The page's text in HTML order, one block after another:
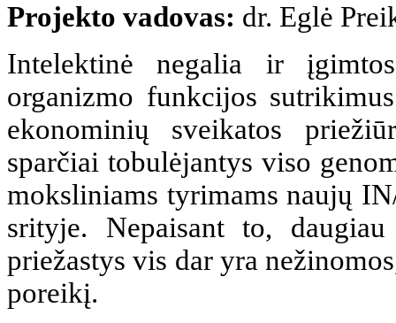
Projekto vadovas: dr. Eglė
Intelektinė negalia ir
organizmo funkcijos
ekonominių sveikatos
sparčiai tobulėjantys viso
moksliniams tyrimams naujų
srityje. Nepaisant to,
priežastys vis dar yra
poreikį.